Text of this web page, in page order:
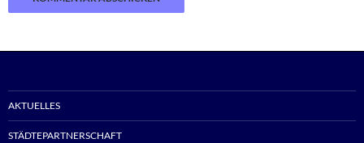
AKTUELLES
STÄDTEPARTNERSCHAFT